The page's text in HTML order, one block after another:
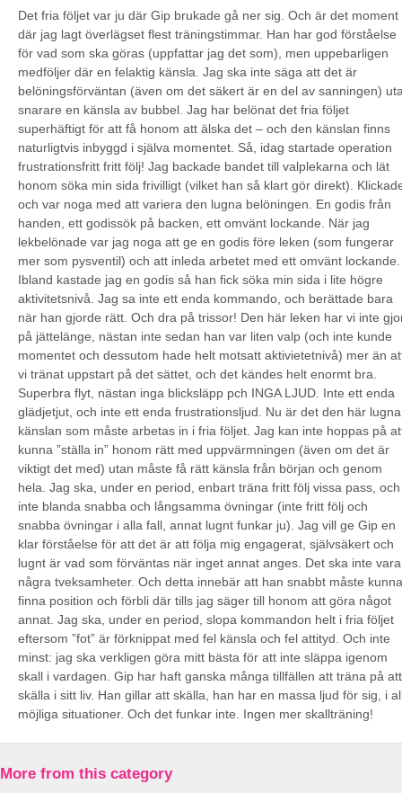
Det fria följet var ju där Gip brukade gå ner sig. Och är det moment
där jag lagt överlägset flest träningstimmar. Han har god förståelse
för vad som ska göras (uppfattar jag det som), men uppebarligen
medföljer där en felaktig känsla. Jag ska inte säga att det är
belöningsförväntan (även om det säkert är en del av sanningen)
snarare en känsla av bubbel. Jag har belönat det fria följet
superhäftigt för att få honom att älska det – och den känslan finns
naturligtvis inbyggd i själva momentet. Så, idag startade operation
frustrationsfritt fritt följ! Jag backade bandet till valplekarna och lät
honom söka min sida frivilligt (vilket han så klart gör direkt).
och var noga med att variera den lugna belöningen. En godis från
handen, ett godissök på backen, ett omvänt lockande. När jag
lekbelönade var jag noga att ge en godis före leken (som fungerar
mer som pysventil) och att inleda arbetet med ett omvänt lockande.
Ibland kastade jag en godis så han fick söka min sida i lite högre
aktivitetsnivå. Jag sa inte ett enda kommando, och berättade bara
när han gjorde rätt. Och dra på trissor! Den här leken har vi inte
på jättelänge, nästan inte sedan han var liten valp (och inte kunde
momentet och dessutom hade helt motsatt aktivietetnivå) mer än
vi tränat uppstart på det sättet, och det kändes helt enormt bra.
Superbra flyt, nästan inga blicksläpp pch INGA LJUD. Inte ett enda
glädjetjut, och inte ett enda frustrationsljud. Nu är det den här lugna
känslan som måste arbetas in i fria följet. Jag kan inte hoppas på
kunna ”ställa in” honom rätt med uppvärmningen (även om det är
viktigt det med) utan måste få rätt känsla från början och genom
hela. Jag ska, under en period, enbart träna fritt följ vissa pass, och
inte blanda snabba och långsamma övningar (inte fritt följ och
snabba övningar i alla fall, annat lugnt funkar ju). Jag vill ge Gip en
klar förståelse för att det är att följa mig engagerat, självsäkert och
lugnt är vad som förväntas när inget annat anges. Det ska inte vara
några tveksamheter. Och detta innebär att han snabbt måste kunna
finna position och förbli där tills jag säger till honom att göra något
annat. Jag ska, under en period, slopa kommandon helt i fria följet
eftersom ”fot” är förknippat med fel känsla och fel attityd. Och inte
minst: jag ska verkligen göra mitt bästa för att inte släppa igenom
skall i vardagen. Gip har haft ganska många tillfällen att träna på att
skälla i sitt liv. Han gillar att skälla, han har en massa ljud för sig, i
möjliga situationer. Och det funkar inte. Ingen mer skallträning!
More from this category